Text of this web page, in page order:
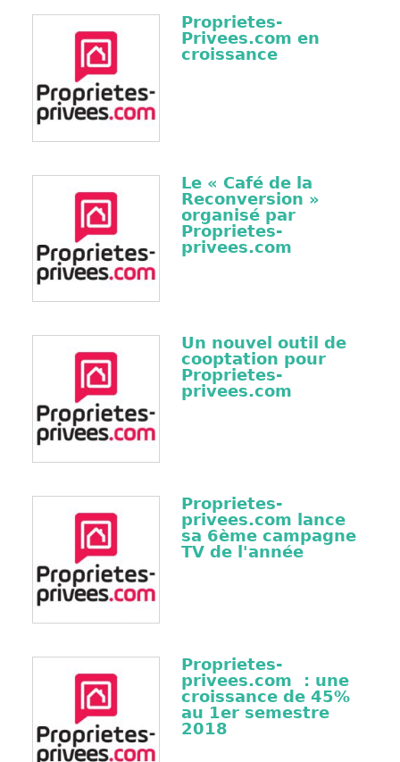
Proprietes-
Privees.com en
croissance
Le « Café de la
Reconversion »
organisé par
Proprietes-
privees.com
Un nouvel outil de
cooptation pour
Proprietes-
privees.com
Proprietes-
privees.com lance
sa 6ème campagne
TV de l'année
Proprietes-
privees.com : une
croissance de 45%
au 1er semestre
2018